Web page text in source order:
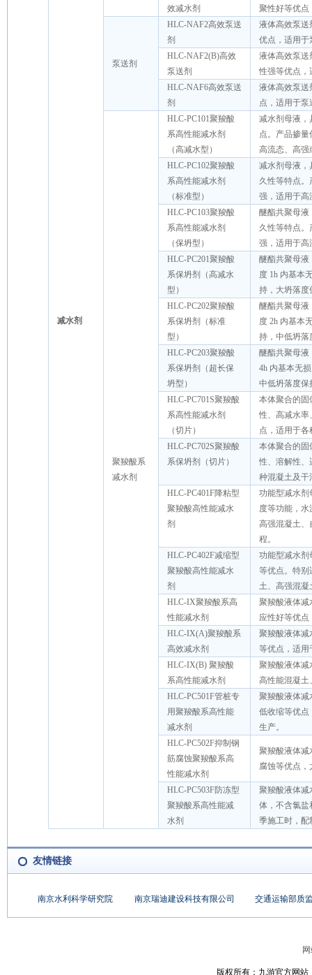
减水剂
效减水剂
聚性好等优点
泵送剂
HLC-NAF2高效泵送
剂
液体高效泵送
优点，适用于
HLC-NAF2(B)高效
泵送剂
液体高效泵送
性强等优点，
HLC-NAF6高效泵送
剂
液体高效泵送
点，适用于
聚羧酸系
减水剂
HLC-PC101聚羧酸
系高性能减水剂
（高减水型）
减水剂母液，
点。产品掺
高流态、高强
HLC-PC102聚羧酸
系高性能减水剂
（标准型）
减水剂母液，
久性等特点
强，适用于高
HLC-PC103聚羧酸
系高性能减水剂
（保坍型）
醚酯共聚母液
久性等特点
强，适用于高
HLC-PC201聚羧酸
系保坍剂（高减水
型）
醚酯共聚母液
度 1h 内基本
持，大坍落度
HLC-PC202聚羧酸
系保坍剂（标准
型）
醚酯共聚母液
度 2h 内基本
持，中低坍落
HLC-PC203聚羧酸
系保坍剂（超长保
坍型）
醚酯共聚母液
4h 内基本无
中低坍落度保
HLC-PC701S聚羧酸
系高性能减水剂
（切片）
本体聚合的固
性、高减水率
点，适用于
HLC-PC702S聚羧酸
系保坍剂（切片）
本体聚合的固
性、溶解性、
种混凝土及干
HLC-PC401F降粘型
聚羧酸高性能减水
剂
功能型减水剂
度等功能，
高强混凝土、
程。
HLC-PC402F减缩型
聚羧酸高性能减水
剂
功能型减水剂
等优点。特别
土、高强混凝
HLC-IX聚羧酸系高
性能减水剂
聚羧酸液体减
应性好等优
HLC-IX(A)聚羧酸系
高效减水剂
聚羧酸液体减
等优点，适用
HLC-IX(B) 聚羧酸
系高性能减水剂
聚羧酸液体减
高性能混凝土
HLC-PC501F管桩专
用聚羧酸系高性能
减水剂
聚羧酸液体减
低收缩等优点
生产。
HLC-PC502F抑制钢
筋腐蚀聚羧酸系高
性能减水剂
聚羧酸液体减
腐蚀等优点
HLC-PC503F防冻型
聚羧酸系高性能减
水剂
聚羧酸液体减
体，不含氯盐
季施工时，配
友情链接
南京水利科学研究院 南京瑞迪建设科技有限公司 交通运输部质
版权所有：九游官方网